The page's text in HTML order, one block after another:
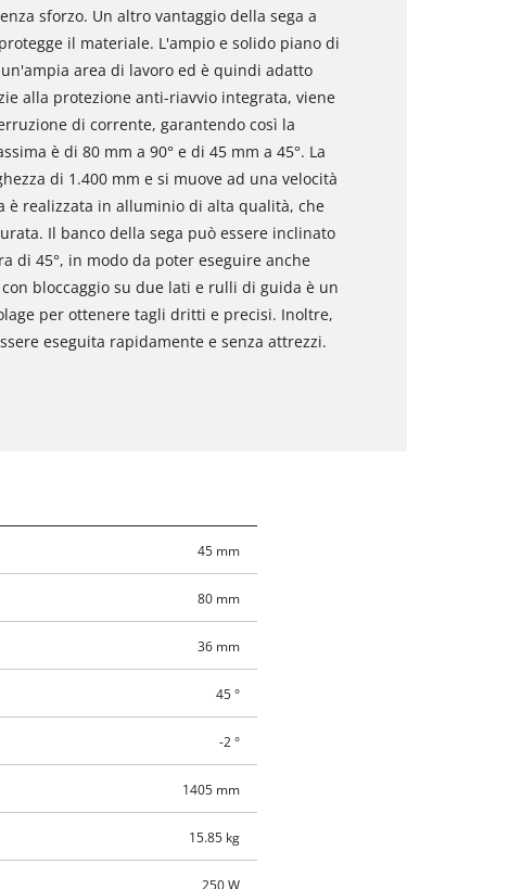
sforzo. Un altro vantaggio della sega a
il materiale. L'ampio e solido piano di
area di lavoro ed è quindi adatto
alla protezione anti-riavvio integrata, viene
di corrente, garantendo così la
è di 80 mm a 90° e di 45 mm a 45°. La
di 1.400 mm e si muove ad una velocità
è realizzata in alluminio di alta qualità, che
Il banco della sega può essere inclinato
di 45°, in modo da poter eseguire anche
bloccaggio su due lati e rulli di guida è un
per ottenere tagli dritti e precisi. Inoltre,
eseguita rapidamente e senza attrezzi.
45 mm
80 mm
36 mm
45 °
-2 °
1405 mm
15.85 kg
250 W